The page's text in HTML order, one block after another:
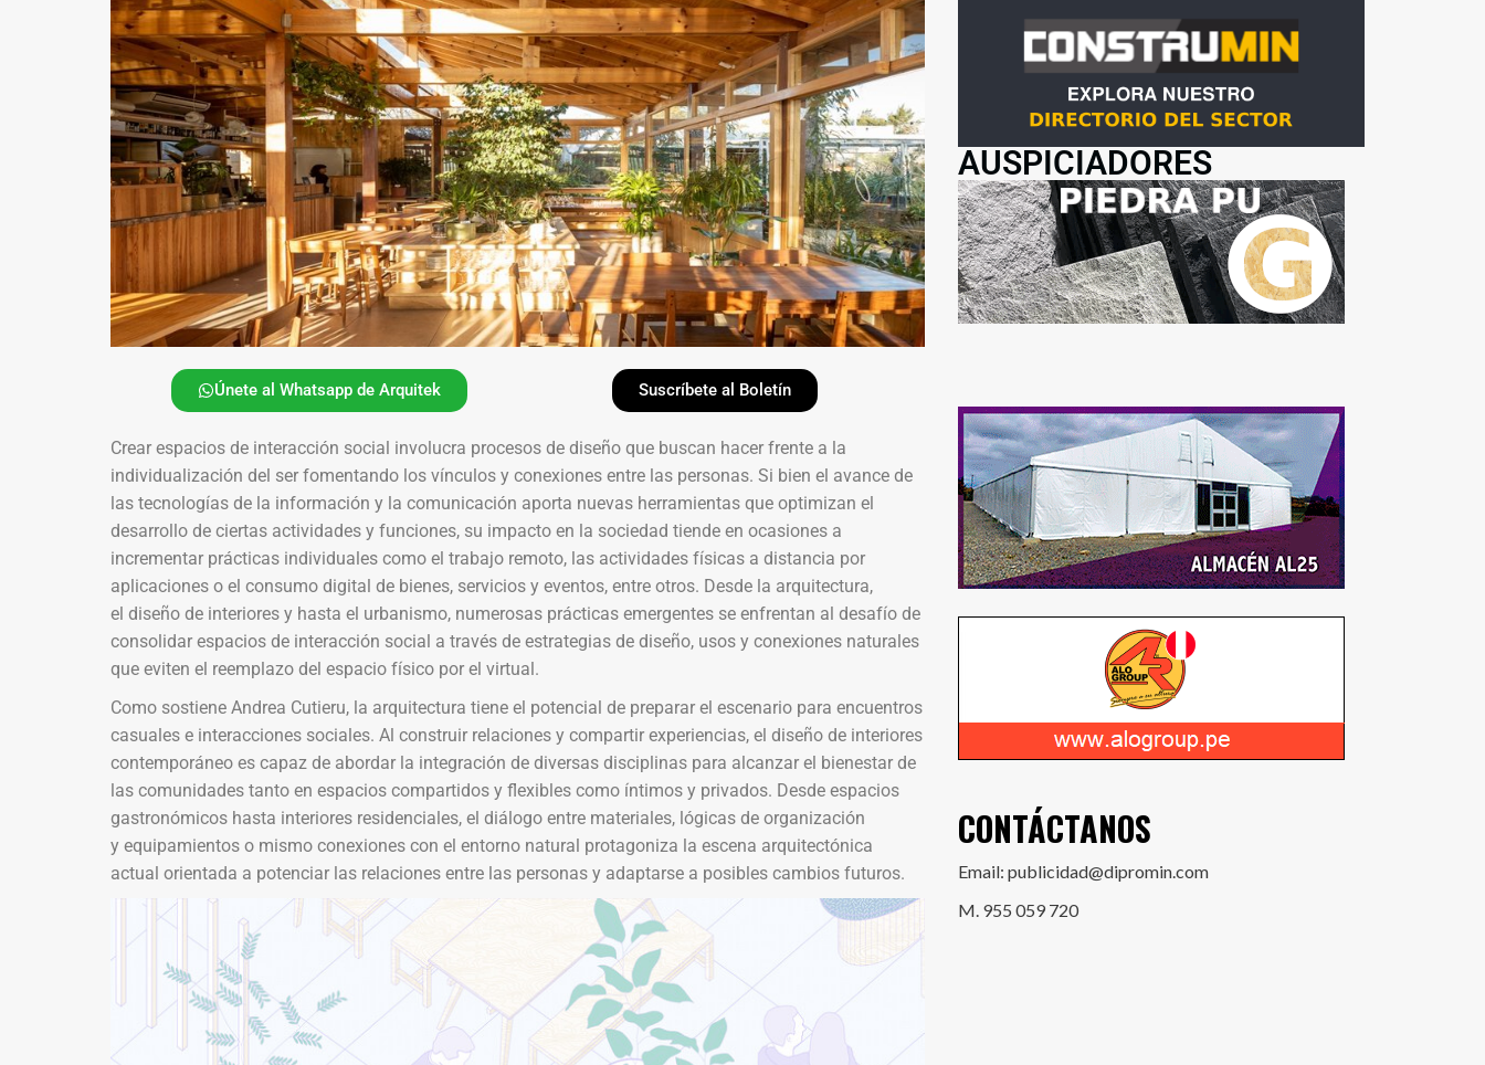
Únete al Whatsapp de Arquitek Suscríbete al Boletín
Crear espacios de interacción social involucra procesos de diseño que buscan hacer frente a la
individualización del ser fomentando los vínculos y conexiones entre las personas. Si bien el avance de
las tecnologías de la información y la comunicación aporta nuevas herramientas que optimizan el
desarrollo de ciertas actividades y funciones, su impacto en la sociedad tiende en ocasiones a
incrementar prácticas individuales como el trabajo remoto, las actividades físicas a distancia por
aplicaciones o el consumo digital de bienes, servicios y eventos, entre otros. Desde la arquitectura,
el diseño de interiores y hasta el urbanismo, numerosas prácticas emergentes se enfrentan al desafío de
consolidar espacios de interacción social a través de estrategias de diseño, usos y conexiones naturales
que eviten el reemplazo del espacio físico por el virtual.
Como sostiene Andrea Cutieru, la arquitectura tiene el potencial de preparar el escenario para encuentros
casuales e interacciones sociales. Al construir relaciones y compartir experiencias, el diseño de interiores
contemporáneo es capaz de abordar la integración de diversas disciplinas para alcanzar el bienestar de
las comunidades tanto en espacios compartidos y flexibles como íntimos y privados. Desde espacios
gastronómicos hasta interiores residenciales, el diálogo entre materiales, lógicas de organización
y equipamientos o mismo conexiones con el entorno natural protagoniza la escena arquitectónica
actual orientada a potenciar las relaciones entre las personas y adaptarse a posibles cambios futuros.
AUSPICIADORES
CONTÁCTANOS
Email: publicidad@dipromin.com
M. 955 059 720